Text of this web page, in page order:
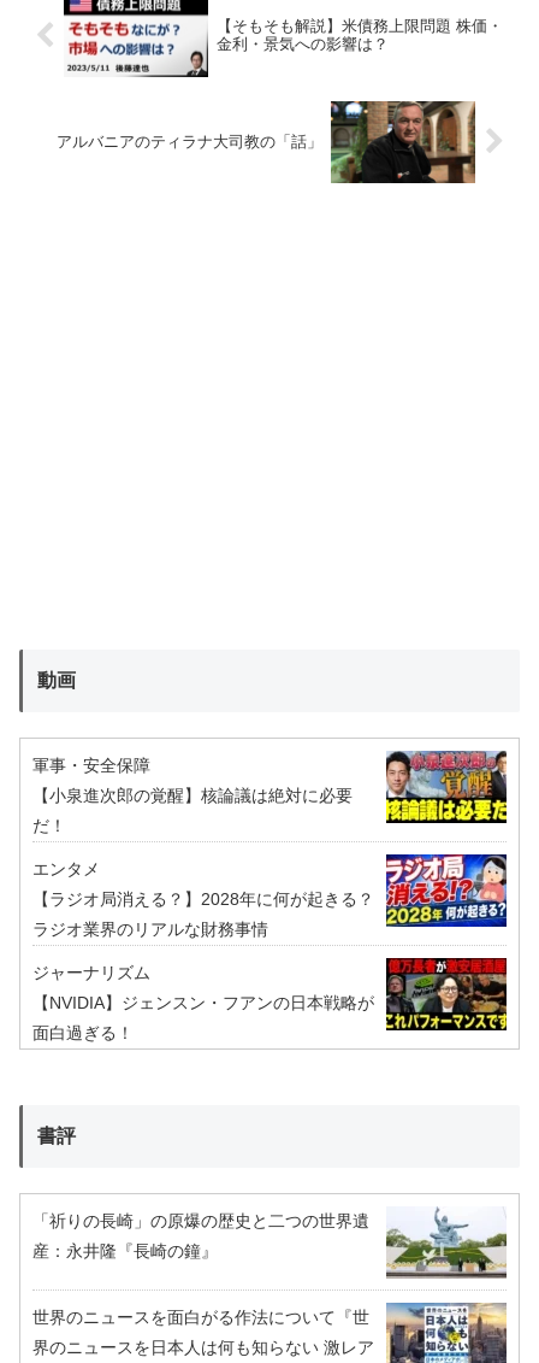
【そもそも解説】米債務上限問題 株価・
金利・景気への影響は？
アルバニアのティラナ大司教の「話」
動画
軍事・安全保障
【小泉進次郎の覚醒】核論議は絶対に必要
だ！
エンタメ
【ラジオ局消える？】2028年に何が起きる？
ラジオ業界のリアルな財務事情
ジャーナリズム
【NVIDIA】ジェンスン・フアンの日本戦略が
面白過ぎる！
書評
「祈りの長崎」の原爆の歴史と二つの世界遺
産：永井隆『長崎の鐘』
世界のニュースを面白がる作法について『世
界のニュースを日本人は何も知らない 激レア